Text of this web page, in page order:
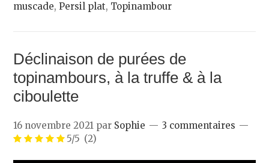
muscade,Persil plat, Topinambour
Déclinaison de purées de
topinambours, à la truffe & à la
ciboulette
16 novembre 2021 par Sophie
3 commentaires
5/5 (2)